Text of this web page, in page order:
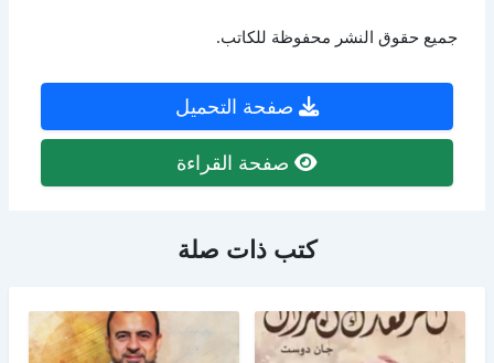
جميع حقوق النشر محفوظة للكاتب.
صفحة التحميل
صفحة القراءة
كتب ذات صلة